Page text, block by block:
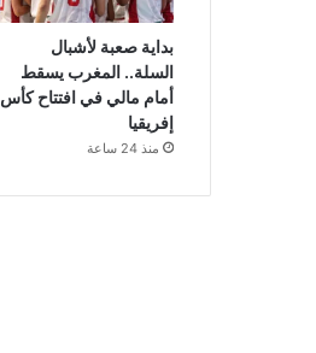
بداية صعبة لأشبال
السلة.. المغرب يسقط
أمام مالي في افتتاح كأس
إفريقيا
منذ 24 ساعة